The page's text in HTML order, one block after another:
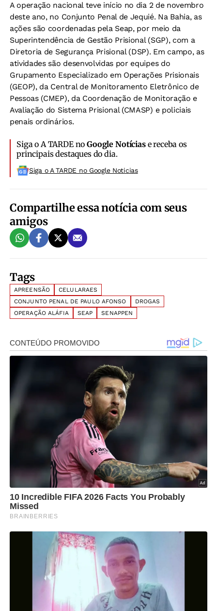
A operação nacional teve início no dia 2 de novembro
deste ano, no Conjunto Penal de Jequié. Na Bahia, as
ações são coordenadas pela Seap, por meio da
Superintendência de Gestão Prisional (SGP), com a
Diretoria de Segurança Prisional (DSP). Em campo, as
atividades são desenvolvidas por equipes do
Grupamento Especializado em Operações Prisionais
(GEOP), da Central de Monitoramento Eletrônico de
Pessoas (CMEP), da Coordenação de Monitoração e
Avaliação do Sistema Prisional (CMASP) e policiais
penais ordinários.
Siga o A TARDE noGoogle Notíciase receba os
principais destaques do dia.
Siga o A TARDE no Google Noticias
Compartilhe essa notícia com seus
amigos
Tags
APREENSÃO
CELULARAES
CONJUNTO PENAL DE PAULO AFONSO
DROGAS
OPERAÇÃO ALÁFIA
SEAP SENAPPEN